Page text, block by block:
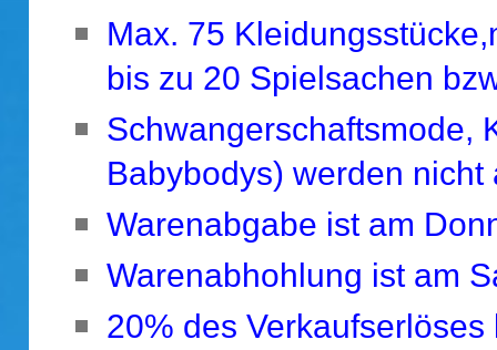
Max. 75
bis zu 20 Spielsachen
Schwangerschaftsmode,
Babybodys) werden nicht
Warenabgabe ist am
Warenabhohlung ist am
20% des